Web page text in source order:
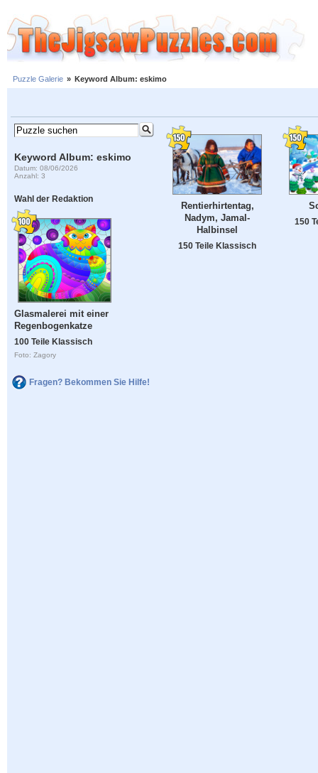
Puzzle Galerie » Keyword Album: eskimo
Keyword Album: eskimo
Datum: 08/06/2026
Anzahl: 3
Wahl der Redaktion
Glasmalerei mit einer
Regenbogenkatze
100 Teile Klassisch
Foto: Zagory
Fragen? Bekommen Sie Hilfe!
Rentierhirtentag,
Nadym, Jamal-
Halbinsel
150 Teile Klassisch
150